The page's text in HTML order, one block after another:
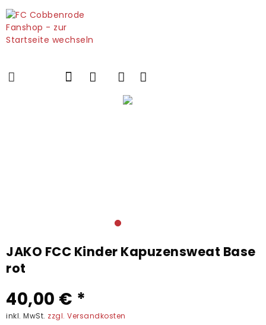
JAKO FCC Kinder Kapuzensweat Base
rot
40,00 € *
inkl. MwSt. zzgl. Versandkosten